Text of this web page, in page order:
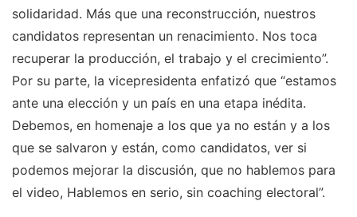
solidaridad. Más que una reconstrucción, nuestros
candidatos representan un renacimiento. Nos toca
recuperar la producción, el trabajo y el crecimiento”.
Por su parte, la vicepresidenta enfatizó que “estamos
ante una elección y un país en una etapa inédita.
Debemos, en homenaje a los que ya no están y a los
que se salvaron y están, como candidatos, ver si
podemos mejorar la discusión, que no hablemos para
el video, Hablemos en serio, sin coaching electoral”.